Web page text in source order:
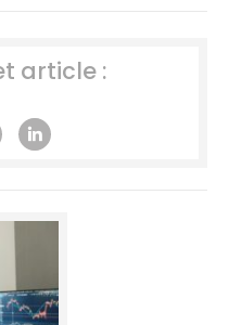
article :